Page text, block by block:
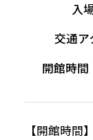
入
交通ア
開館時間
【開館時間】